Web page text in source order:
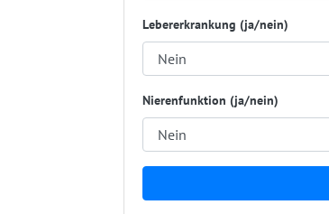
Lebererkrankung (ja/nein)
Nierenfunktion (ja/nein)